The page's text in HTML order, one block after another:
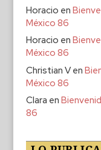
Horacio en
México 86
Horacio en
México 86
Christian Ven
México 86
Clara en
86